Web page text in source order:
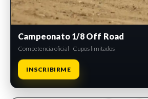
Campeonato 1/8 Off Road
Competencia oficial · Cupos limitados
INSCRIBIRME